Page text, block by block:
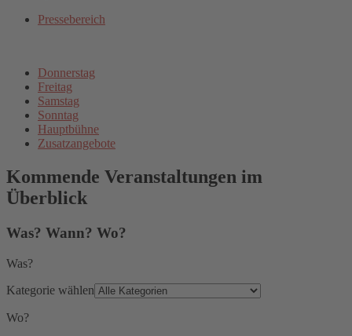
Pressebereich
Donnerstag
Freitag
Samstag
Sonntag
Hauptbühne
Zusatzangebote
Kommende Veranstaltungen im
Überblick
Was? Wann? Wo?
Was?
Kategorie wählen
Wo?